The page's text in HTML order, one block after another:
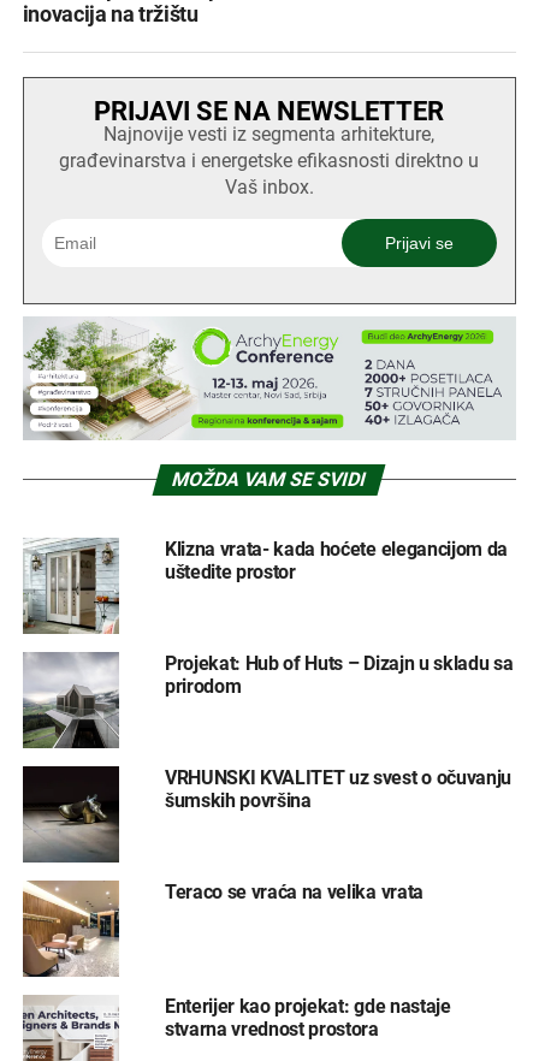
inovacija na tržištu
PRIJAVI SE NA NEWSLETTER
Najnovije vesti iz segmenta arhitekture,
građevinarstva i energetske efikasnosti direktno u
Vaš inbox.
MOŽDA VAM SE SVIDI
Klizna vrata- kada hoćete elegancijom da
uštedite prostor
Projekat: Hub of Huts – Dizajn u skladu sa
prirodom
VRHUNSKI KVALITET uz svest o očuvanju
šumskih površina
Teraco se vraća na velika vrata
Enterijer kao projekat: gde nastaje
stvarna vrednost prostora